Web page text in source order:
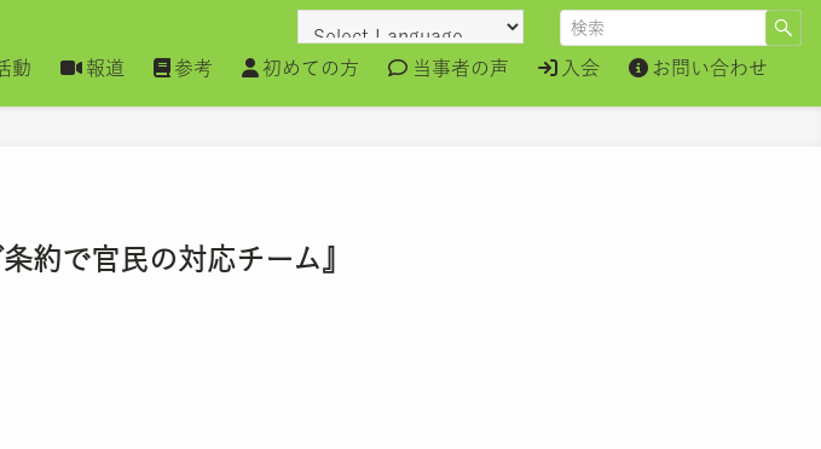
動 報道 参考 初めての方 当事者の声 入会 お問い合わせ
で官民の対応チーム』